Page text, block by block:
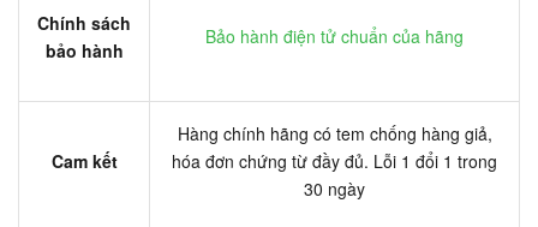
Chính sách
bảo hành
Bảo hành điện tử chuẩn của hãng
Cam kết
Hàng chính hãng có tem chống hàng giả,
hóa đơn chứng từ đầy đủ. Lỗi 1 đổi 1 trong
30 ngày